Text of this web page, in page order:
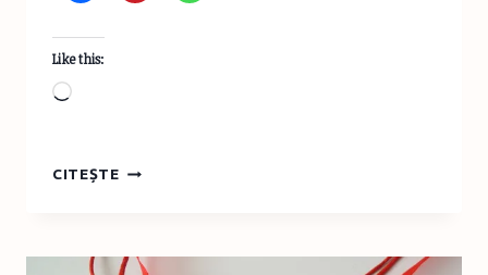
Like this:
Loading…
CITEȘTEGĂTEŞTE
5